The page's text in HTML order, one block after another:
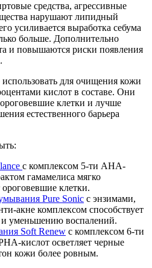
средства, агрессивные
нарушают липидный
усиливается выработка себума
больше. Дополнительно
и повышаются риски появления
для очищения кожи
кислот в составе. Они
клетки и лучше
естественного барьера
с комплексом 5-ти AHA-
гамамелиса мягко
клетки.
Pure Sonic с энзимами,
акне комплексом способствует
уменьшению воспалений.
Soft Renew с комплексом 6-ти
кислот осветляет черные
кожи более ровным.